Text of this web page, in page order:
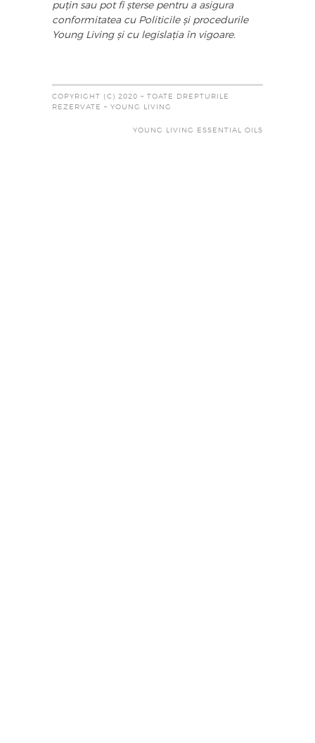
puțin sau pot fi șterse pentru a asigura
conformitatea cu Politicile și procedurile
Young Living și cu legislația în vigoare.
COPYRIGHT (C) 2020 – TOATE DREPTURILE
REZERVATE – YOUNG LIVING
YOUNG LIVING ESSENTIAL OILS